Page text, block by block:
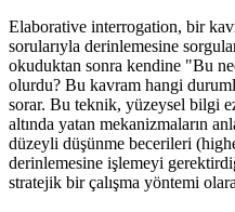
Elaborative interrogation, bir
sorularıyla derinlemesine
okuduktan sonra kendine "Bu
olurdu? Bu kavram hangi
sorar. Bu teknik, yüzeysel bilgi
altında yatan mekanizmaların
düzeyli düşünme becerileri
derinlemesine işlemeyi
stratejik bir çalışma yöntemi